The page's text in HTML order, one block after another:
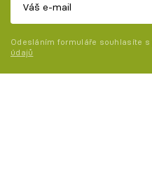
Odesláním formuláře souhlasíte s
údajů